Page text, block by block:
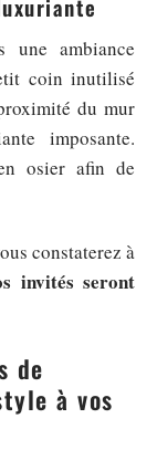
une ambiance
coin inutilisé
du mur
imposante.
osier afin de
constaterez à
invités seront
de
à vos